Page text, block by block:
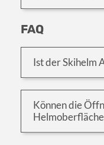
FAQ
Ist der Skihelm
Können die